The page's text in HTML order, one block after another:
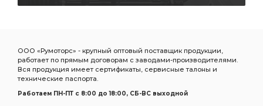
ООО «Румоторс» - крупный оптовый поставщик продукции,
работает по прямым договорам с заводами-производителями.
Вся продукция имеет сертификаты, сервисные талоны и
технические паспорта.
Работаем ПН-ПТ c 8:00 до 18:00, СБ-ВС выходной